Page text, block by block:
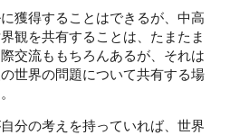
獲得することはできるが、中高
観を共有することは、たまたま
交流ももちろんあるが、それは
世界の問題について共有する場
分の考えを持っていれば、世界